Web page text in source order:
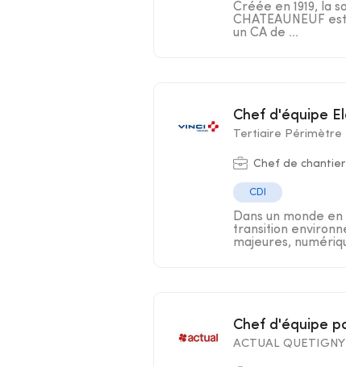
Créée en 1919, la
CHATEAUNEUF
un CA de ...
Chef d'équipe
Tertiaire Périmètre
Chef de chantier
CDI
Dans un monde
transition
majeures,
Chef d'équipe
ACTUAL